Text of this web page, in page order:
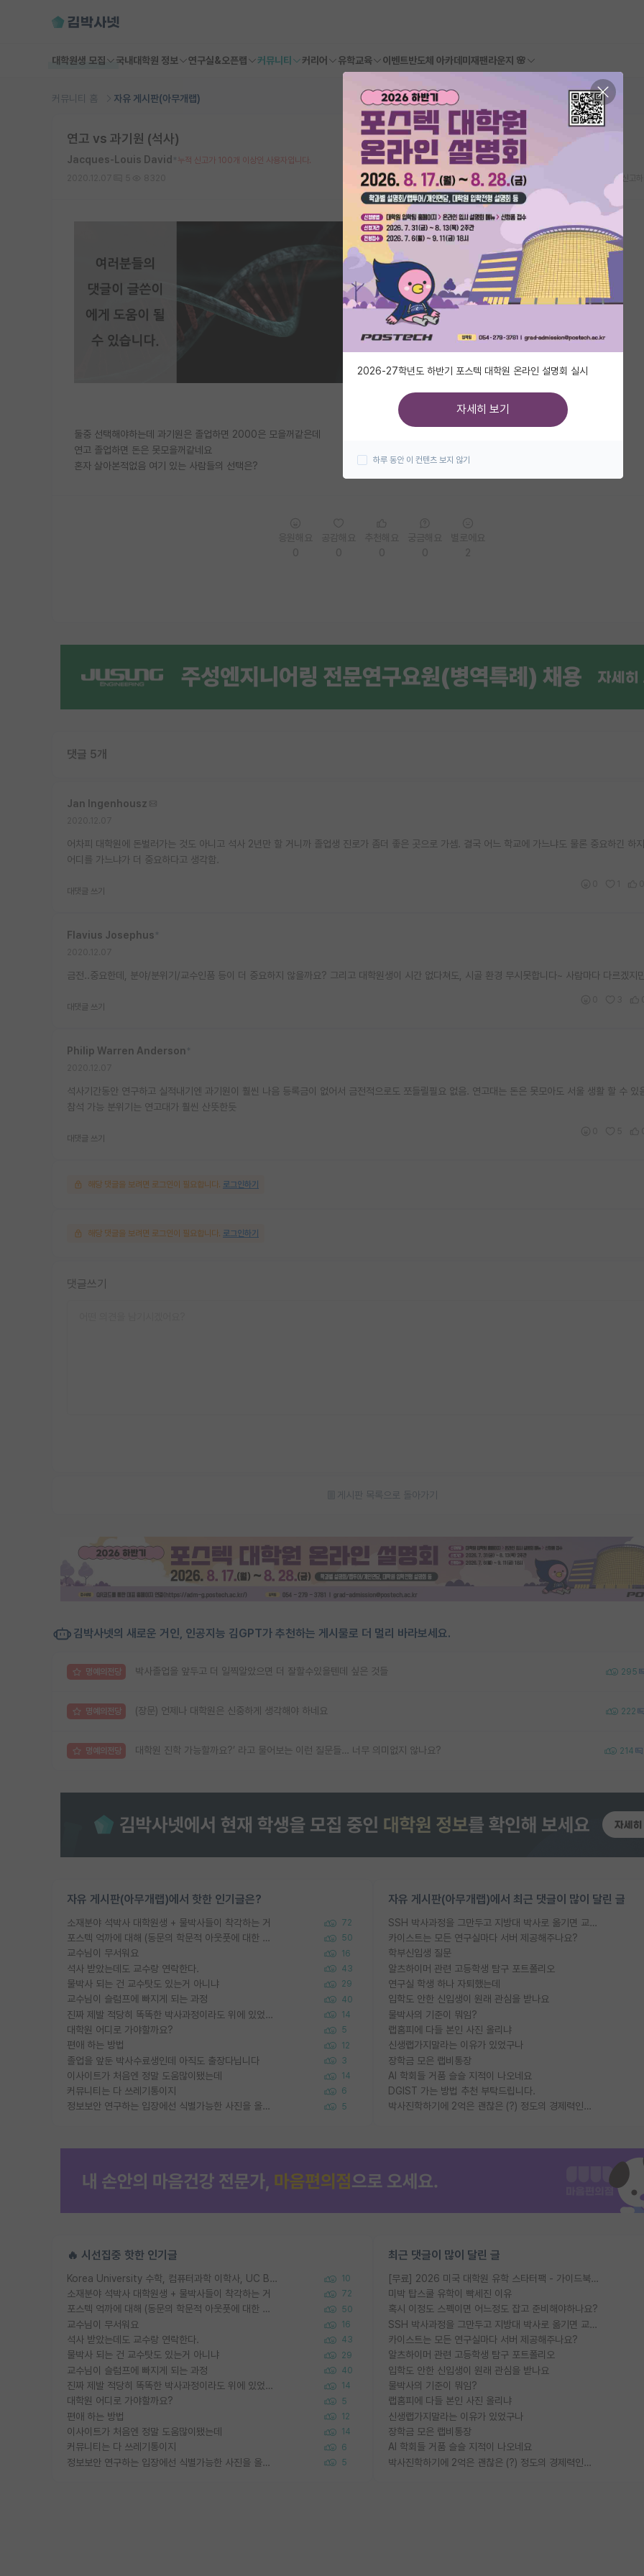
대학원생 모집 국내대학원 정보 연구실&오픈랩 커뮤니티 커리어 유학교육 이벤트반도체 아카데미 재팬라운지 🌸
커뮤니티 홈 자유 게시판(아무개랩)
연고 vs 과기원 (석사)
Jacques-Louis David
누적 신고가 100개 이상인 사용자입니다.
둘중 선택해야하는데 과기원은 졸업하면 2000은 모을꺼같은데
연고 졸업하면 돈은 못모을꺼같네요
혼자 살아본적없음 여기 있는 사람들의 선택은?
댓글 5개
Jan Ingenhousz
어차피 대학원에 돈벌러가는 것도 아니고 석사 2년만 할 거니까 졸업생 진로가 좀더 좋은 곳으로 가셈. 결국 어느 학교에 가느냐도 물론 중요하긴 하
어디를 가느냐가 더 중요하다고 생각함.
대댓글 쓰기
Flavius Josephus
금전..중요한데, 분야/분위기/교수인품 등이 더 중요하지 않을까요? 그리고 대학원생이 시간 없다쳐도, 시골 환경 무시못합니다~ 사람마다 다르겠지
대댓글 쓰기
Philip Warren Anderson
석사기간동안 연구하고 실적내기엔 과기원이 훨씬 나음 등록금이 없어서 금전적으로도 쪼들릴필요 없음. 연고대는 돈은 못모아도 서울 생활 할 수 있
참석 가능 분위기는 연고대가 훨씬 산뜻한듯
대댓글 쓰기
해당 댓글을 보려면 로그인이 필요합니다. 로그인하기
해당 댓글을 보려면 로그인이 필요합니다. 로그인하기
댓글쓰기
게시판 목록으로 돌아가기
김박사넷의 새로운 거인, 인공지능 김GPT가 추천하는 게시물로 더 멀리 바라보세요.
명예의전당 박사졸업을 앞두고 더 일찍알았으면 더 잘할수있을텐데 싶은 것들 295
명예의전당 (장문) 언제나 대학원은 신중하게 생각해야 하네요 222
명예의전당 대학원 진학 가능할까요?’ 라고 물어보는 이런 질문들… 너무 의미없지 않나요? 214
자유 게시판(아무개랩)에서 핫한 인기글은?
소재분야 석박사 대학원생 + 물박사들이 착각하는 거 72
포스텍 억까에 대해 (동문의 학문적 아웃풋에 대한 반박) 50
교수님이 무서워요 16
석사 받았는데도 교수랑 연락한다. 43
물박사 되는 건 교수탓도 있는거 아니냐 29
교수님이 슬럼프에 빠지게 되는 과정 40
진짜 제발 적당히 똑똑한 박사과정이라도 위에 있었으면.. 14
대학원 어디로 가야할까요? 5
편애 하는 방법 12
졸업을 앞둔 박사수료생인데 아직도 출장다닙니다 3
이사이트가 처음엔 정말 도움많이됐는데 14
커뮤니티는 다 쓰레기통이지 6
정보보안 연구하는 입장에선 식별가능한 사진을 올리는건 비추이긴함 5
자유 게시판(아무개랩)에서 최근 댓글이 많이 달린 글
SSH 박사과정을 그만두고 지방대 박사로 옮기면 교수의 꿈은 끝일까요?
카이스트는 모든 연구실마다 서버 제공해주나요?
학부신입생 질문
알츠하이머 관련 고등학생 탐구 포트폴리오
연구실 학생 하나 자퇴했는데
입학도 안한 신입생이 원래 관심을 받나요
물박사의 기준이 뭐임?
랩홈피에 다들 본인 사진 올리냐
신생랩가지말라는 이유가 있었구나
장학금 모은 랩비통장
AI 학회들 거품 슬슬 지적이 나오네요
DGIST 가는 방법 추천 부탁드립니다.
박사진학하기에 2억은 괜찮은 (?) 정도의 경제력인가요
🔥 시선집중 핫한 인기글
Korea University 수학, 컴퓨터과학 이학사, UC Berkeley 산업공학 대학원 공학박사가 되는 것은 쉽지 않겠죠? 10
소재분야 석박사 대학원생 + 물박사들이 착각하는 거 72
포스텍 억까에 대해 (동문의 학문적 아웃풋에 대한 반박) 50
교수님이 무서워요 16
석사 받았는데도 교수랑 연락한다. 43
물박사 되는 건 교수탓도 있는거 아니냐 29
교수님이 슬럼프에 빠지게 되는 과정 40
진짜 제발 적당히 똑똑한 박사과정이라도 위에 있었으면.. 14
대학원 어디로 가야할까요? 5
편애 하는 방법 12
이사이트가 처음엔 정말 도움많이됐는데 14
커뮤니티는 다 쓰레기통이지 6
정보보안 연구하는 입장에선 식별가능한 사진을 올리는건 비추이긴함 5
최근 댓글이 많이 달린 글
[무료] 2026 미국 대학원 유학 스타터팩 - 가이드북 & 합격자 컨택메일 템플릿
미박 탑스쿨 유학이 빡세진 이유
혹시 이정도 스펙이면 어느정도 잡고 준비해야하나요?
SSH 박사과정을 그만두고 지방대 박사로 옮기면 교수의 꿈은 끝일까요?
카이스트는 모든 연구실마다 서버 제공해주나요?
알츠하이머 관련 고등학생 탐구 포트폴리오
입학도 안한 신입생이 원래 관심을 받나요
물박사의 기준이 뭐임?
랩홈피에 다들 본인 사진 올리냐
신생랩가지말라는 이유가 있었구나
장학금 모은 랩비통장
AI 학회들 거품 슬슬 지적이 나오네요
박사진학하기에 2억은 괜찮은 (?) 정도의 경제력인가요
2026-27학년도 하반기 포스텍 대학원 온라인 설명회 실시
자세히 보기
하루 동안 이 컨텐츠 보지 않기